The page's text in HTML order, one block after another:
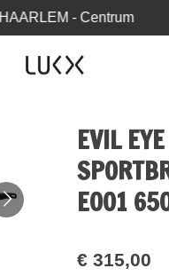
HAARLEM - Centrum
EVIL EYE
E001
€ 315,00